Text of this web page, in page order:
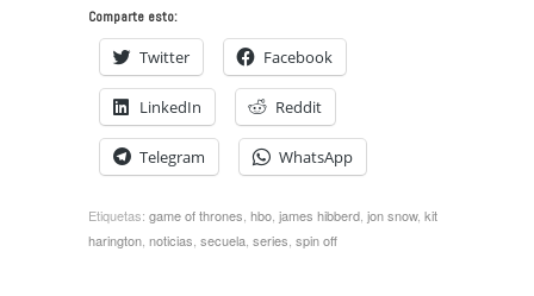
Comparte esto:
Twitter Facebook
LinkedIn Reddit
Telegram WhatsApp
Etiquetas: game of thrones hbo james hibberd jon snow, kit
harington noticias secuela series spin off